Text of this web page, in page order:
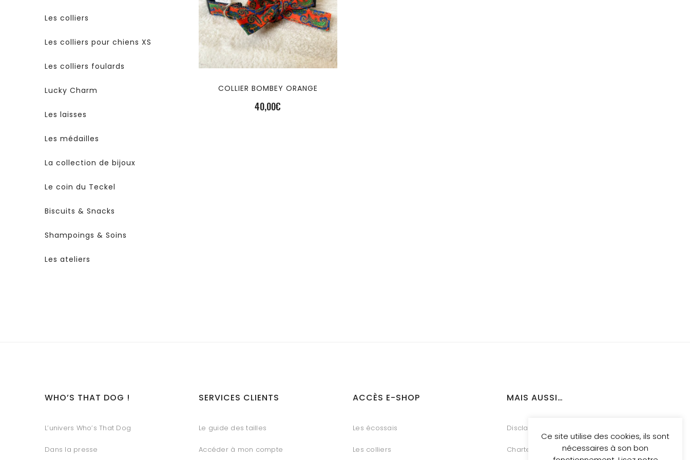
Les colliers
Les colliers pour chiens XS
Les colliers foulards
Lucky Charm
Les laisses
Les médailles
La collection de bijoux
Le coin du Teckel
Biscuits & Snacks
Shampoings & Soins
Les ateliers
COLLIER BOMBEY ORANGE
40,00€
WHO’S THAT DOG !
L’univers Who’s That Dog
Dans la presse
SERVICES CLIENTS
Le guide des tailles
Accéder à mon compte
ACCÈS E-SHOP
Les écossais
Les colliers
MAIS AUSSI…
Disclaimer
Charte Vie Privée
Ce site utilise des cookies, ils sont
nécessaires à son bon